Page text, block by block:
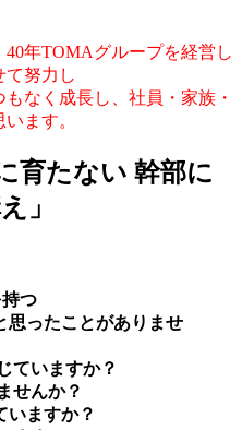
年TOMAグループを経営し
て努力し
なく成長し、社員・家族・
ます。
育たない 幹部に
」
つ
思ったことがありませ
ていますか？
せんか？
いますか？